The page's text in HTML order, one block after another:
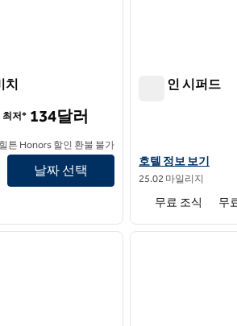
치
텔 정보 보기
최저* 134달러
힐튼 Honors 할인 환불 불가
날짜 선택
햄튼 인 시퍼드
햄튼 인 시포드의 호
호텔 정보 보기
25.02 마일리지
무료 조식 무
다음 이미지
1/12